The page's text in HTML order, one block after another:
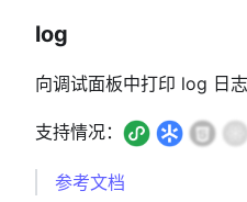
log
向调试面板中打印 log 日志
支持情况：
参考文档